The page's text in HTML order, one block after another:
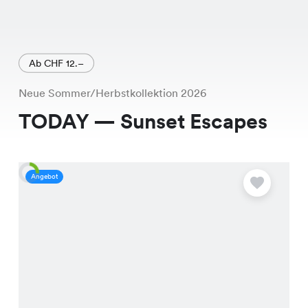
Ab CHF 12.–
Neue Sommer/Herbstkollektion 2026
TODAY — Sunset Escapes
Angebot